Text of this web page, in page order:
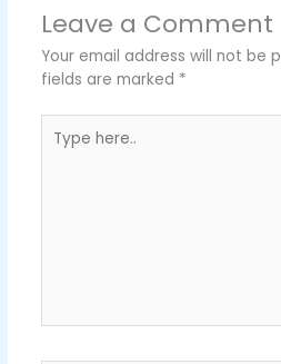
Leave a Comment
Your email address will not be
fields are marked *
here..